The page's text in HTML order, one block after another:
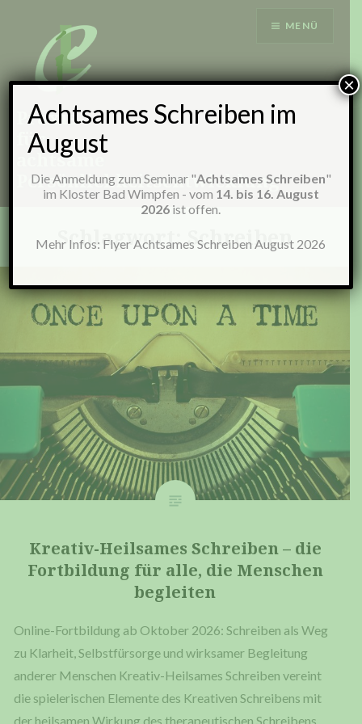
springen
Praxis
für
achtsame
Persönlichkeitsentwicklung
MENÜ
Schlagwort:Schreiben
Krea­tiv-Heil­sa­mes Schrei­ben – die
Fort­bil­dung für alle, die Men­schen
begleiten
Online-For­t­­bil­­dung ab Okto­ber 2026: Schrei­ben als Weg
zu Klar­heit, Selbst­für­sor­ge und wirk­sa­mer Beglei­tung
ande­rer Men­schen Kre­a­­tiv-Heil­­sa­­mes Schrei­ben ver­eint
die spie­le­ri­schen Ele­men­te des Krea­ti­ven Schrei­bens mit
der heil­sa­men Wir­kung des the­ra­peu­ti­schen Schrei­bens.
Achtsames Schreiben im
August
Die Anmeldung zum Seminar "Achtsames Schreiben"
im Kloster Bad Wimpfen - vom 14. bis 16. August
2026 ist offen.
Mehr Infos: Flyer Achtsames Schreiben August 2026
×